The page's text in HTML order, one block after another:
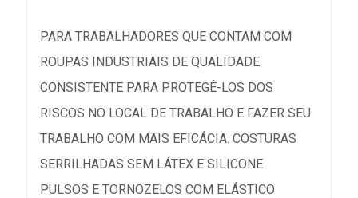
PARA TRABALHADORES QUE CONTAM COM
ROUPAS INDUSTRIAIS DE QUALIDADE
CONSISTENTE PARA PROTEGÊ-LOS DOS
RISCOS NO LOCAL DE TRABALHO E FAZER SEU
TRABALHO COM MAIS EFICÁCIA. COSTURAS
SERRILHADAS SEM LÁTEX E SILICONE
PULSOS E TORNOZELOS COM ELÁSTICO